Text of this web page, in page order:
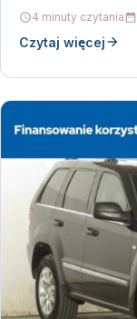
4 minuty czytania
Czytaj więcej